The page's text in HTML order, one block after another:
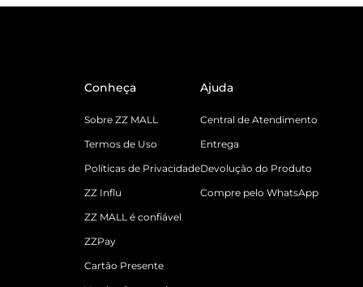
Conheça
Sobre ZZ MALL
Termos de Uso
Políticas de Privacidade
ZZ Influ
ZZ MALL é confiável
ZZPay
Cartão Presente
Ajuda
Central de Atendimento
Entrega
Devolução do Produto
Compre pelo WhatsApp